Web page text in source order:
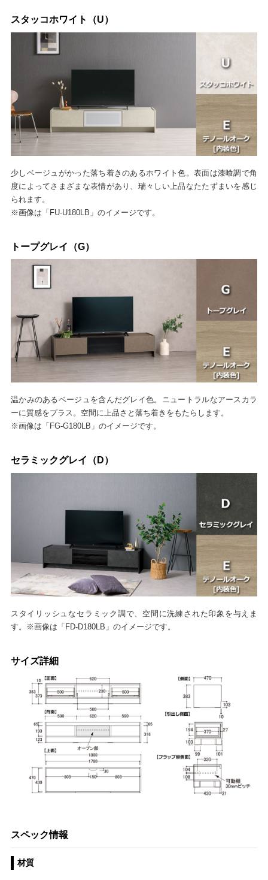
スタッコホワイト（U）
少しベージュがかった落ち着きのあるホワイト色。表面は漆喰調で角
度によってさまざまな表情があり、瑞々しい上品なたたずまいを感じ
られます。
※画像は「FU-U180LB」のイメージです。
トープグレイ（G）
温かみのあるベージュを含んだグレイ色。ニュートラルなアースカラ
ーに質感をプラス。空間に上品さと落ち着きをもたらします。
※画像は「FG-G180LB」のイメージです。
セラミックグレイ（D）
スタイリッシュなセラミック調で、空間に洗練された印象を与えま
す。※画像は「FD-D180LB」のイメージです。
サイズ詳細
スペック情報
材質